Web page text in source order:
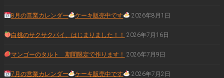
8月の営業カレンダー ケーキ販売中です 2026年8月1日
白桃のサクサクパイ、はじまりました！！ 2026年7月16日
マンゴーのタルト 期間限定で作ります！ 2026年7月9日
7月の営業カレンダー ケーキ販売中です 2026年7月2日